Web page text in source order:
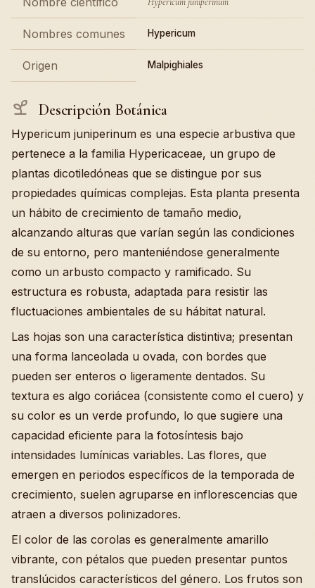
Nombres comunes Hypericum
Origen Malpighiales
Descripción Botánica
Hypericum juniperinum es una especie arbustiva que
pertenece a la familia Hypericaceae, un grupo de
plantas dicotiledóneas que se distingue por sus
propiedades químicas complejas. Esta planta presenta
un hábito de crecimiento de tamaño medio,
alcanzando alturas que varían según las condiciones
de su entorno, pero manteniéndose generalmente
como un arbusto compacto y ramificado. Su
estructura es robusta, adaptada para resistir las
fluctuaciones ambientales de su hábitat natural.
Las hojas son una característica distintiva; presentan
una forma lanceolada u ovada, con bordes que
pueden ser enteros o ligeramente dentados. Su
textura es algo coriácea (consistente como el cuero) y
su color es un verde profundo, lo que sugiere una
capacidad eficiente para la fotosíntesis bajo
intensidades lumínicas variables. Las flores, que
emergen en periodos específicos de la temporada de
crecimiento, suelen agruparse en inflorescencias que
atraen a diversos polinizadores.
El color de las corolas es generalmente amarillo
vibrante, con pétalos que pueden presentar puntos
translúcidos característicos del género. Los frutos son